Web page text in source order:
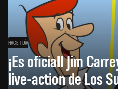
HACE 1 DÍA
¡Es oficial! Jim
live-action de Los